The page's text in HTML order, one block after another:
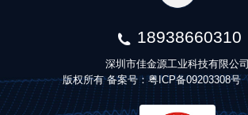
18938660310
深圳市佳金源工业科技有限公司
版权所有 备案号：粤ICP备09203308号